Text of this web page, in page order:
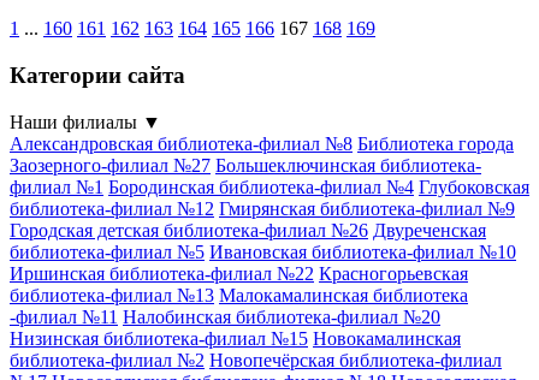
1 ... 160 161 162 163 164 165 166 167 168 169
Категории сайта
Наши филиалы ▼
Александровская библиотека-филиал №8 Библиотека города
Заозерного-филиал №27 Большеключинская библиотека-
филиал №1 Бородинская библиотека-филиал №4 Глубоковская
библиотека-филиал №12 Гмирянская библиотека-филиал №9
Городская детская библиотека-филиал №26 Двуреченская
библиотека-филиал №5 Ивановская библиотека-филиал №10
Иршинская библиотека-филиал №22 Красногорьевская
библиотека-филиал №13 Малокамалинская библиотека
-филиал №11 Налобинская библиотека-филиал №20
Низинская библиотека-филиал №15 Новокамалинская
библиотека-филиал №2 Новопечёрская библиотека-филиал